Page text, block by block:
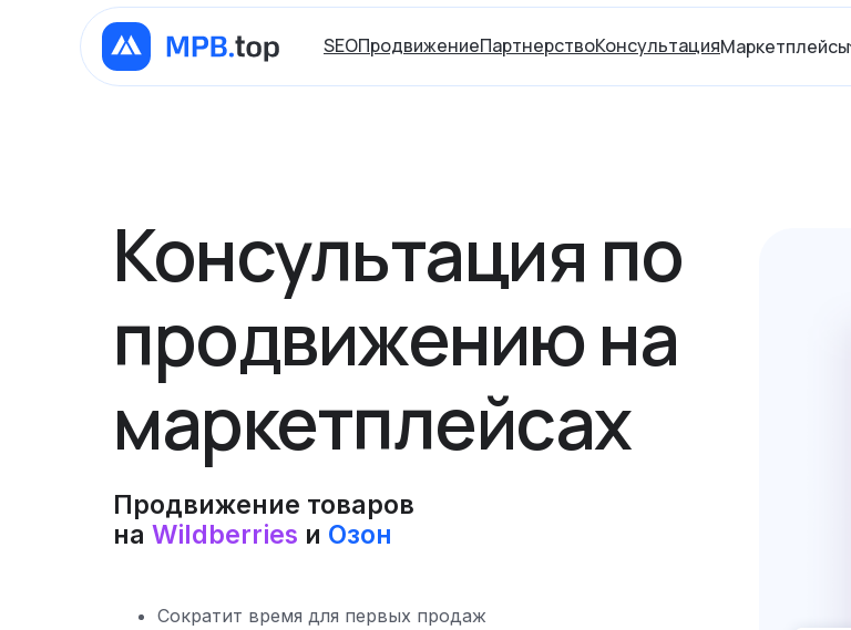
SEOПродвижениеПартнерствоКонсультацияМаркетплейсы
Консультация по
продвижению на
маркетплейсах
Продвижение товаров
на Wildberries и Озон
Сократит время для первых продаж